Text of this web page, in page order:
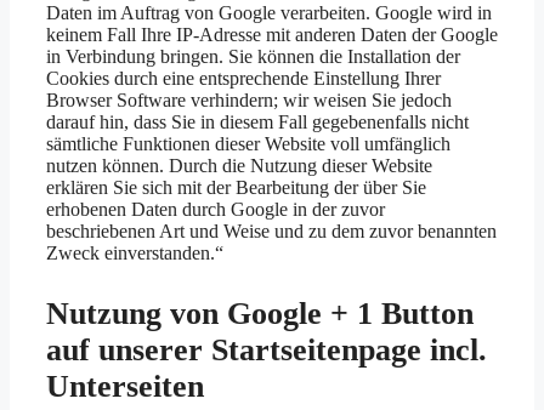
Daten im Auftrag von Google verarbeiten. Google wird in
keinem Fall Ihre IP-Adresse mit anderen Daten der Google
in Verbindung bringen. Sie können die Installation der
Cookies durch eine entsprechende Einstellung Ihrer
Browser Software verhindern; wir weisen Sie jedoch
darauf hin, dass Sie in diesem Fall gegebenenfalls nicht
sämtliche Funktionen dieser Website voll umfänglich
nutzen können. Durch die Nutzung dieser Website
erklären Sie sich mit der Bearbeitung der über Sie
erhobenen Daten durch Google in der zuvor
beschriebenen Art und Weise und zu dem zuvor benannten
Zweck einverstanden.“
Nutzung von Google + 1 Button
auf unserer Startseitenpage incl.
Unterseiten